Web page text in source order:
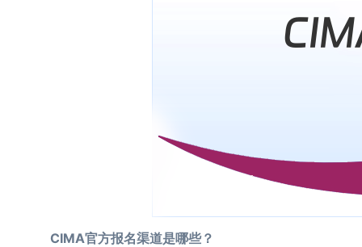
CIMA官方报名渠道是哪些？